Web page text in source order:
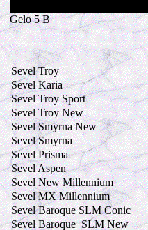
Gelo 5 B
Sevel Troy
Sevel Karia
Sevel Troy Sport
Sevel Troy New
Sevel Smyrna New
Sevel Smyrna
Sevel Prisma
Sevel Aspen
Sevel New Millennium
Sevel MX Millennium
Sevel Baroque SLM Conic
Sevel Baroque SLM New